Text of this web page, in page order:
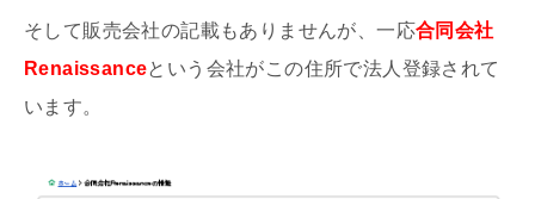
そして販売会社の記載もありませんが、一応合同会社
Renaissanceという会社がこの住所で法人登録されて
います。